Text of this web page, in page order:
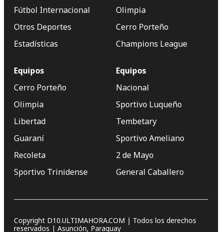
Fútbol Internacional
Otros Deportes
Estadísticas
Olimpia
Cerro Porteño
Champions League
Equipos
Cerro Porteño
Olimpia
Libertad
Guaraní
Recoleta
Sportivo Trinidense
Equipos
Nacional
Sportivo Luqueño
Tembetary
Sportivo Ameliano
2 de Mayo
General Caballero
Copyright D10.ULTIMAHORA.COM | Todos los derechos
reservados | Asunción, Paraguay